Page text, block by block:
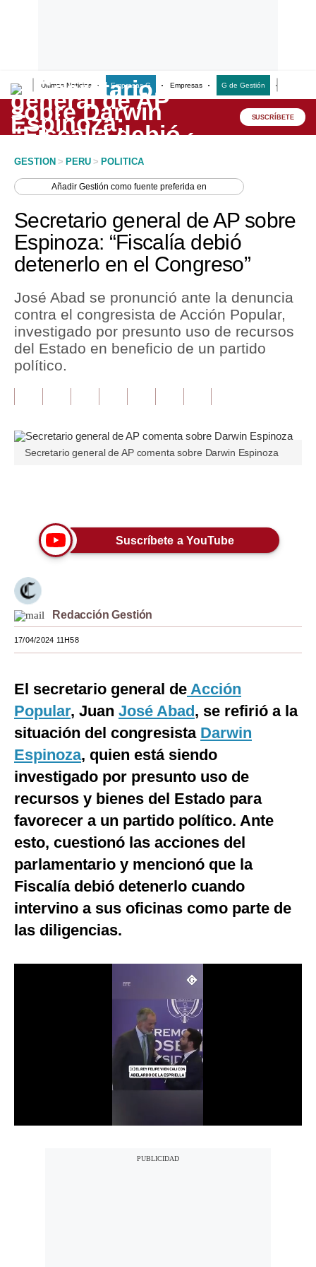
Últimas Noticias Empresas G Empresas G de Gestión
Lo último
Peru Quiosco
Economía
Mercados
Política
Tu Dinero
Finanzas Personales
Opinión
Blogs
Lujo
Viajes
Moda
Mundo
EEUU
México
España
Internacional
Tecnología
Club del Suscriptor
Mix
G de Gestión
Notas Contratadas
SUSCRÍBETE
GESTION > PERU > POLITICA
AñadirGestión como fuente preferida en
Secretario general de AP sobre
Espinoza: “Fiscalía debió
detenerlo en el Congreso”
José Abad se pronunció ante la denuncia
contra el congresista de Acción Popular,
investigado por presunto uso de recursos
del Estado en beneficio de un partido
político.
Secretario general de AP comenta sobre Darwin Espinoza
Suscríbete a YouTube
Redacción Gestión
17/04/2024 11H58
El secretario general de Acción
Popular, Juan José Abad, se refirió a la
situación del congresista Darwin
Espinoza, quien está siendo
investigado por presunto uso de
recursos y bienes del Estado para
favorecer a un partido político. Ante
esto, cuestionó las acciones del
parlamentario y mencionó que la
Fiscalía debió detenerlo cuando
intervino a sus oficinas como parte de
las diligencias.